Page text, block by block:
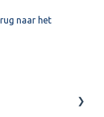
naar het